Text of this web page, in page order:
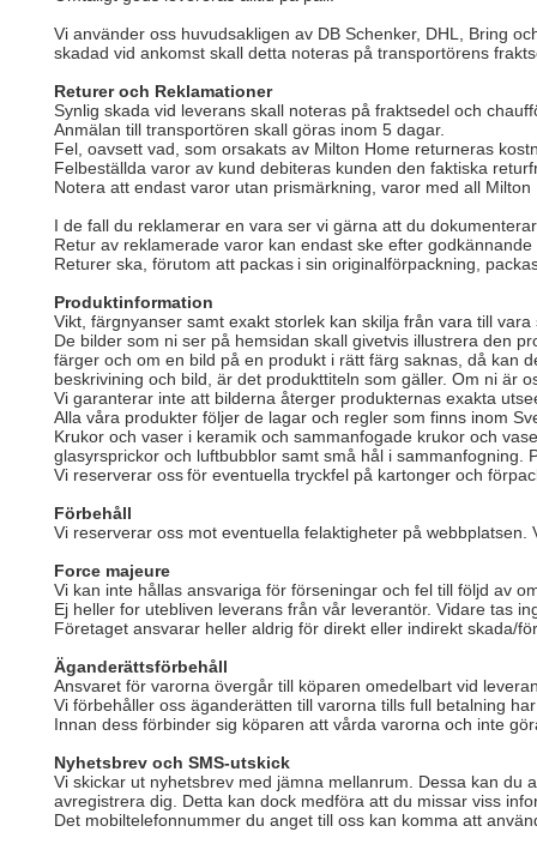
Vi använder oss huvudsakligen av DB Schenker, DHL, Bring
skadad vid ankomst skall detta noteras på transportörens
Returer och Reklamationer
Synlig skada vid leverans skall noteras på fraktsedel och
Anmälan till transportören skall göras inom 5 dagar.
Fel, oavsett vad, som orsakats av Milton Home returneras
Felbeställda varor av kund debiteras kunden den faktiska
Notera att endast varor utan prismärkning, varor med all
I de fall du reklamerar en vara ser vi gärna att du
Retur av reklamerade varor kan endast ske efter
Returer ska, förutom att packas i sin originalförpackning,
Produktinformation
Vikt, färgnyanser samt exakt storlek kan skilja från vara till
De bilder som ni ser på hemsidan skall givetvis illustrera den
färger och om en bild på en produkt i rätt färg saknas, då kan
beskrivining och bild, är det produkttiteln som gäller. Om ni är
Vi garanterar inte att bilderna återger produkternas exakta
Alla våra produkter följer de lagar och regler som finns inom
Krukor och vaser i keramik och sammanfogade krukor och
glasyrsprickor och luftbubblor samt små hål i
Vi reserverar oss för eventuella tryckfel på kartonger och
Förbehåll
Vi reserverar oss mot eventuella felaktigheter på
Force majeure
Vi kan inte hållas ansvariga för förseningar och fel till följd av
Ej heller for utebliven leverans från vår leverantör. Vidare tas
Företaget ansvarar heller aldrig för direkt eller indirekt skada/
Äganderättsförbehåll
Ansvaret för varorna övergår till köparen omedelbart vid
Vi förbehåller oss äganderätten till varorna tills full betalning
Innan dess förbinder sig köparen att vårda varorna och inte
Nyhetsbrev och SMS-utskick
Vi skickar ut nyhetsbrev med jämna mellanrum. Dessa kan
avregistrera dig. Detta kan dock medföra att du missar viss
Det mobiltelefonnummer du anget till oss kan komma att